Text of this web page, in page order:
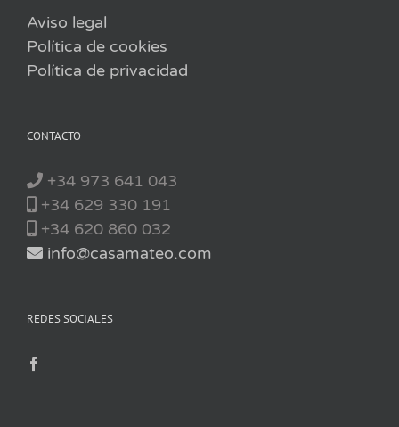
Aviso legal
Política de cookies
Política de privacidad
CONTACTO
+34 973 641 043
+34 629 330 191
+34 620 860 032
info@casamateo.com
REDES SOCIALES